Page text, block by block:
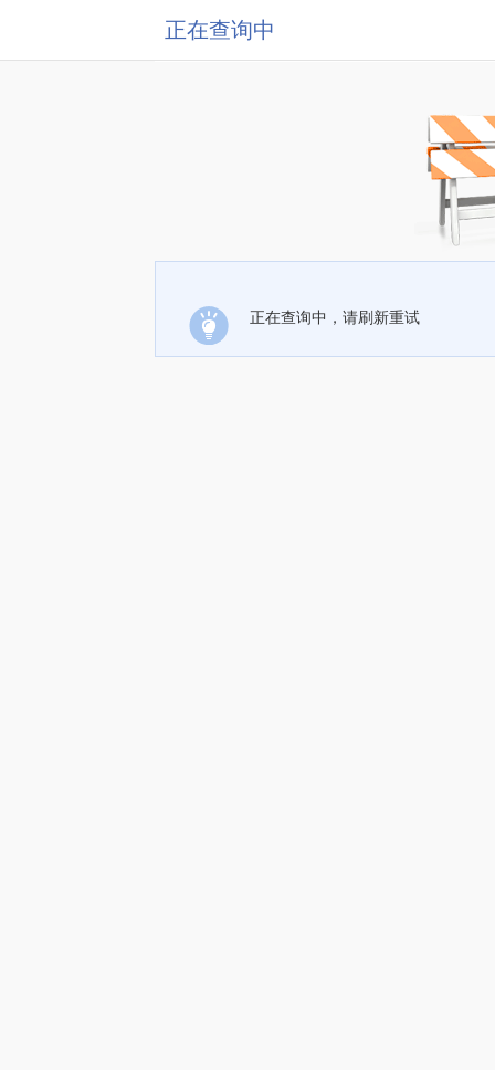
正在查询中
正在查询中，请刷新重试